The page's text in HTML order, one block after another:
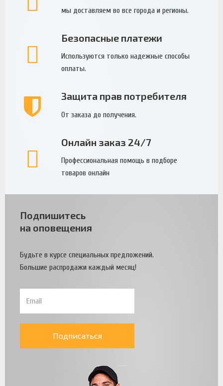
мы доставляем во все города и регионы.
Безопасные платежи
Используются только надежные способы
оплаты.
Защита прав потребителя
От заказа до получения.
Онлайн заказ 24/7
Профессиональная помощь в подборе
товаров онлайн
Подпишитесь
на оповещения
Будьте в курсе специальных предложений.
Большие распродажи каждый месяц!
Подписаться